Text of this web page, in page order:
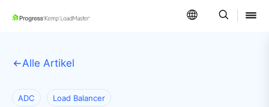
SKIP NAVIGATION
Alle Artikel
ADC Load Balancer